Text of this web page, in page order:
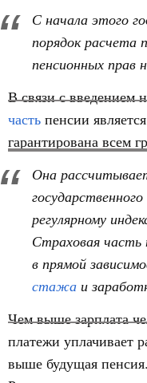
С начала этого
порядок расчета
пенсионных прав
В связи с введением
часть пенсии
гарантирована всем
Она
регулярному
Страховая часть
в прямой
стажа и
Чем выше зарплата
платежи уплачивает
выше будущая